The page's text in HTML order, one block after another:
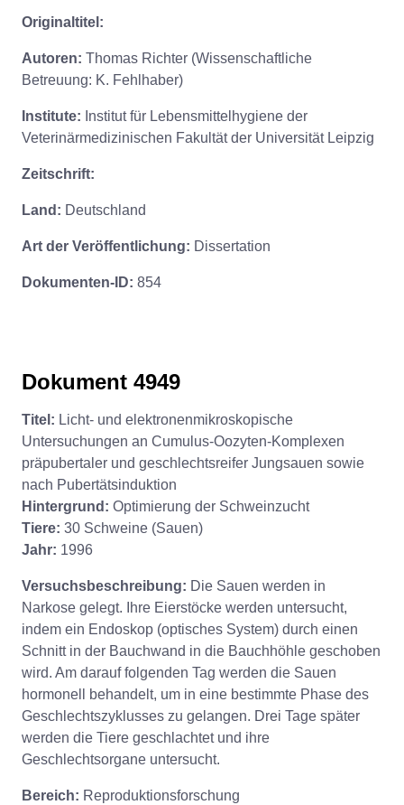
Originaltitel:
Autoren: Thomas Richter (Wissenschaftliche
Betreuung: K. Fehlhaber)
Institute: Institut für Lebensmittelhygiene der
Veterinärmedizinischen Fakultät der Universität Leipzig
Zeitschrift:
Land: Deutschland
Art der Veröffentlichung: Dissertation
Dokumenten-ID: 854
Dokument 4949
Titel: Licht- und elektronenmikroskopische
Untersuchungen an Cumulus-Oozyten-Komplexen
präpubertaler und geschlechtsreifer Jungsauen sowie
nach Pubertätsinduktion
Hintergrund: Optimierung der Schweinzucht
Tiere: 30 Schweine (Sauen)
Jahr: 1996
Versuchsbeschreibung: Die Sauen werden in
Narkose gelegt. Ihre Eierstöcke werden untersucht,
indem ein Endoskop (optisches System) durch einen
Schnitt in der Bauchwand in die Bauchhöhle geschoben
wird. Am darauf folgenden Tag werden die Sauen
hormonell behandelt, um in eine bestimmte Phase des
Geschlechtszyklusses zu gelangen. Drei Tage später
werden die Tiere geschlachtet und ihre
Geschlechtsorgane untersucht.
Bereich: Reproduktionsforschung